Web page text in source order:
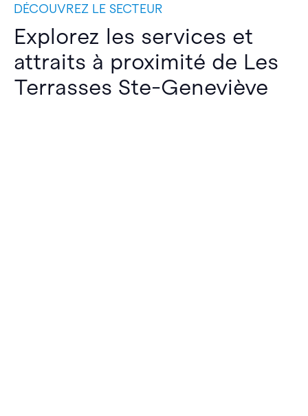
DÉCOUVREZ LE SECTEUR
Explorez les services et
attraits à proximité de Les
Terrasses Ste-Geneviève